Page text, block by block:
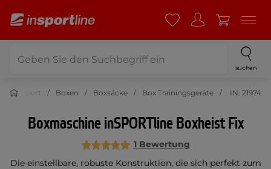
suchen
Sport Boxen Boxsäcke Box Trainingsgeräte IN: 21974
Boxmaschine inSPORTline Boxheist Fix
1 Bewertung
Die einstellbare, robuste Konstruktion, die sich perfekt zum